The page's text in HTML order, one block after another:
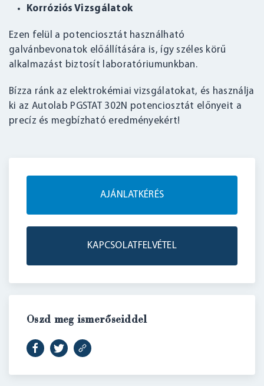
Korróziós Vizsgálatok
Ezen felül a potenciosztát használható
galvánbevonatok előállítására is, így széles körű
alkalmazást biztosít laboratóriumunkban.
Bízza ránk az elektrokémiai vizsgálatokat, és használja
ki az Autolab PGSTAT 302N potenciosztát előnyeit a
precíz és megbízható eredményekért!
AJÁNLATKÉRÉS
KAPCSOLATFELVÉTEL
Oszd meg ismerőseiddel